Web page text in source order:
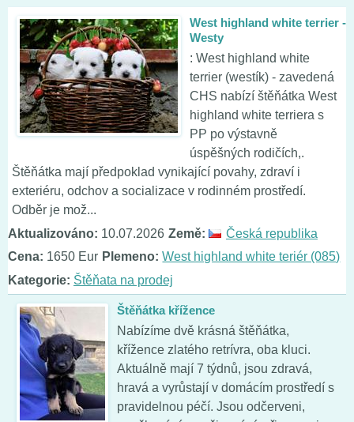
West highland white terrier -
Westy
: West highland white
terrier (westík) - zavedená
CHS nabízí štěňátka West
highland white terriera s
PP po výstavně
úspěšných rodičích,.
Štěňátka mají předpoklad vynikající povahy, zdraví i
exteriéru, odchov a socializace v rodinném prostředí.
Odběr je mož...
Aktualizováno: 10.07.2026 Země:
Česká republika
Cena: 1650 Eur Plemeno: West highland white teriér (085)
Kategorie: Štěňata na prodej
Štěňátka křížence
Nabízíme dvě krásná štěňátka,
křížence zlatého retrívra, oba kluci.
Aktuálně mají 7 týdnů, jsou zdravá,
hravá a vyrůstají v domácím prostředí s
pravidelnou péčí. Jsou odčerveni,